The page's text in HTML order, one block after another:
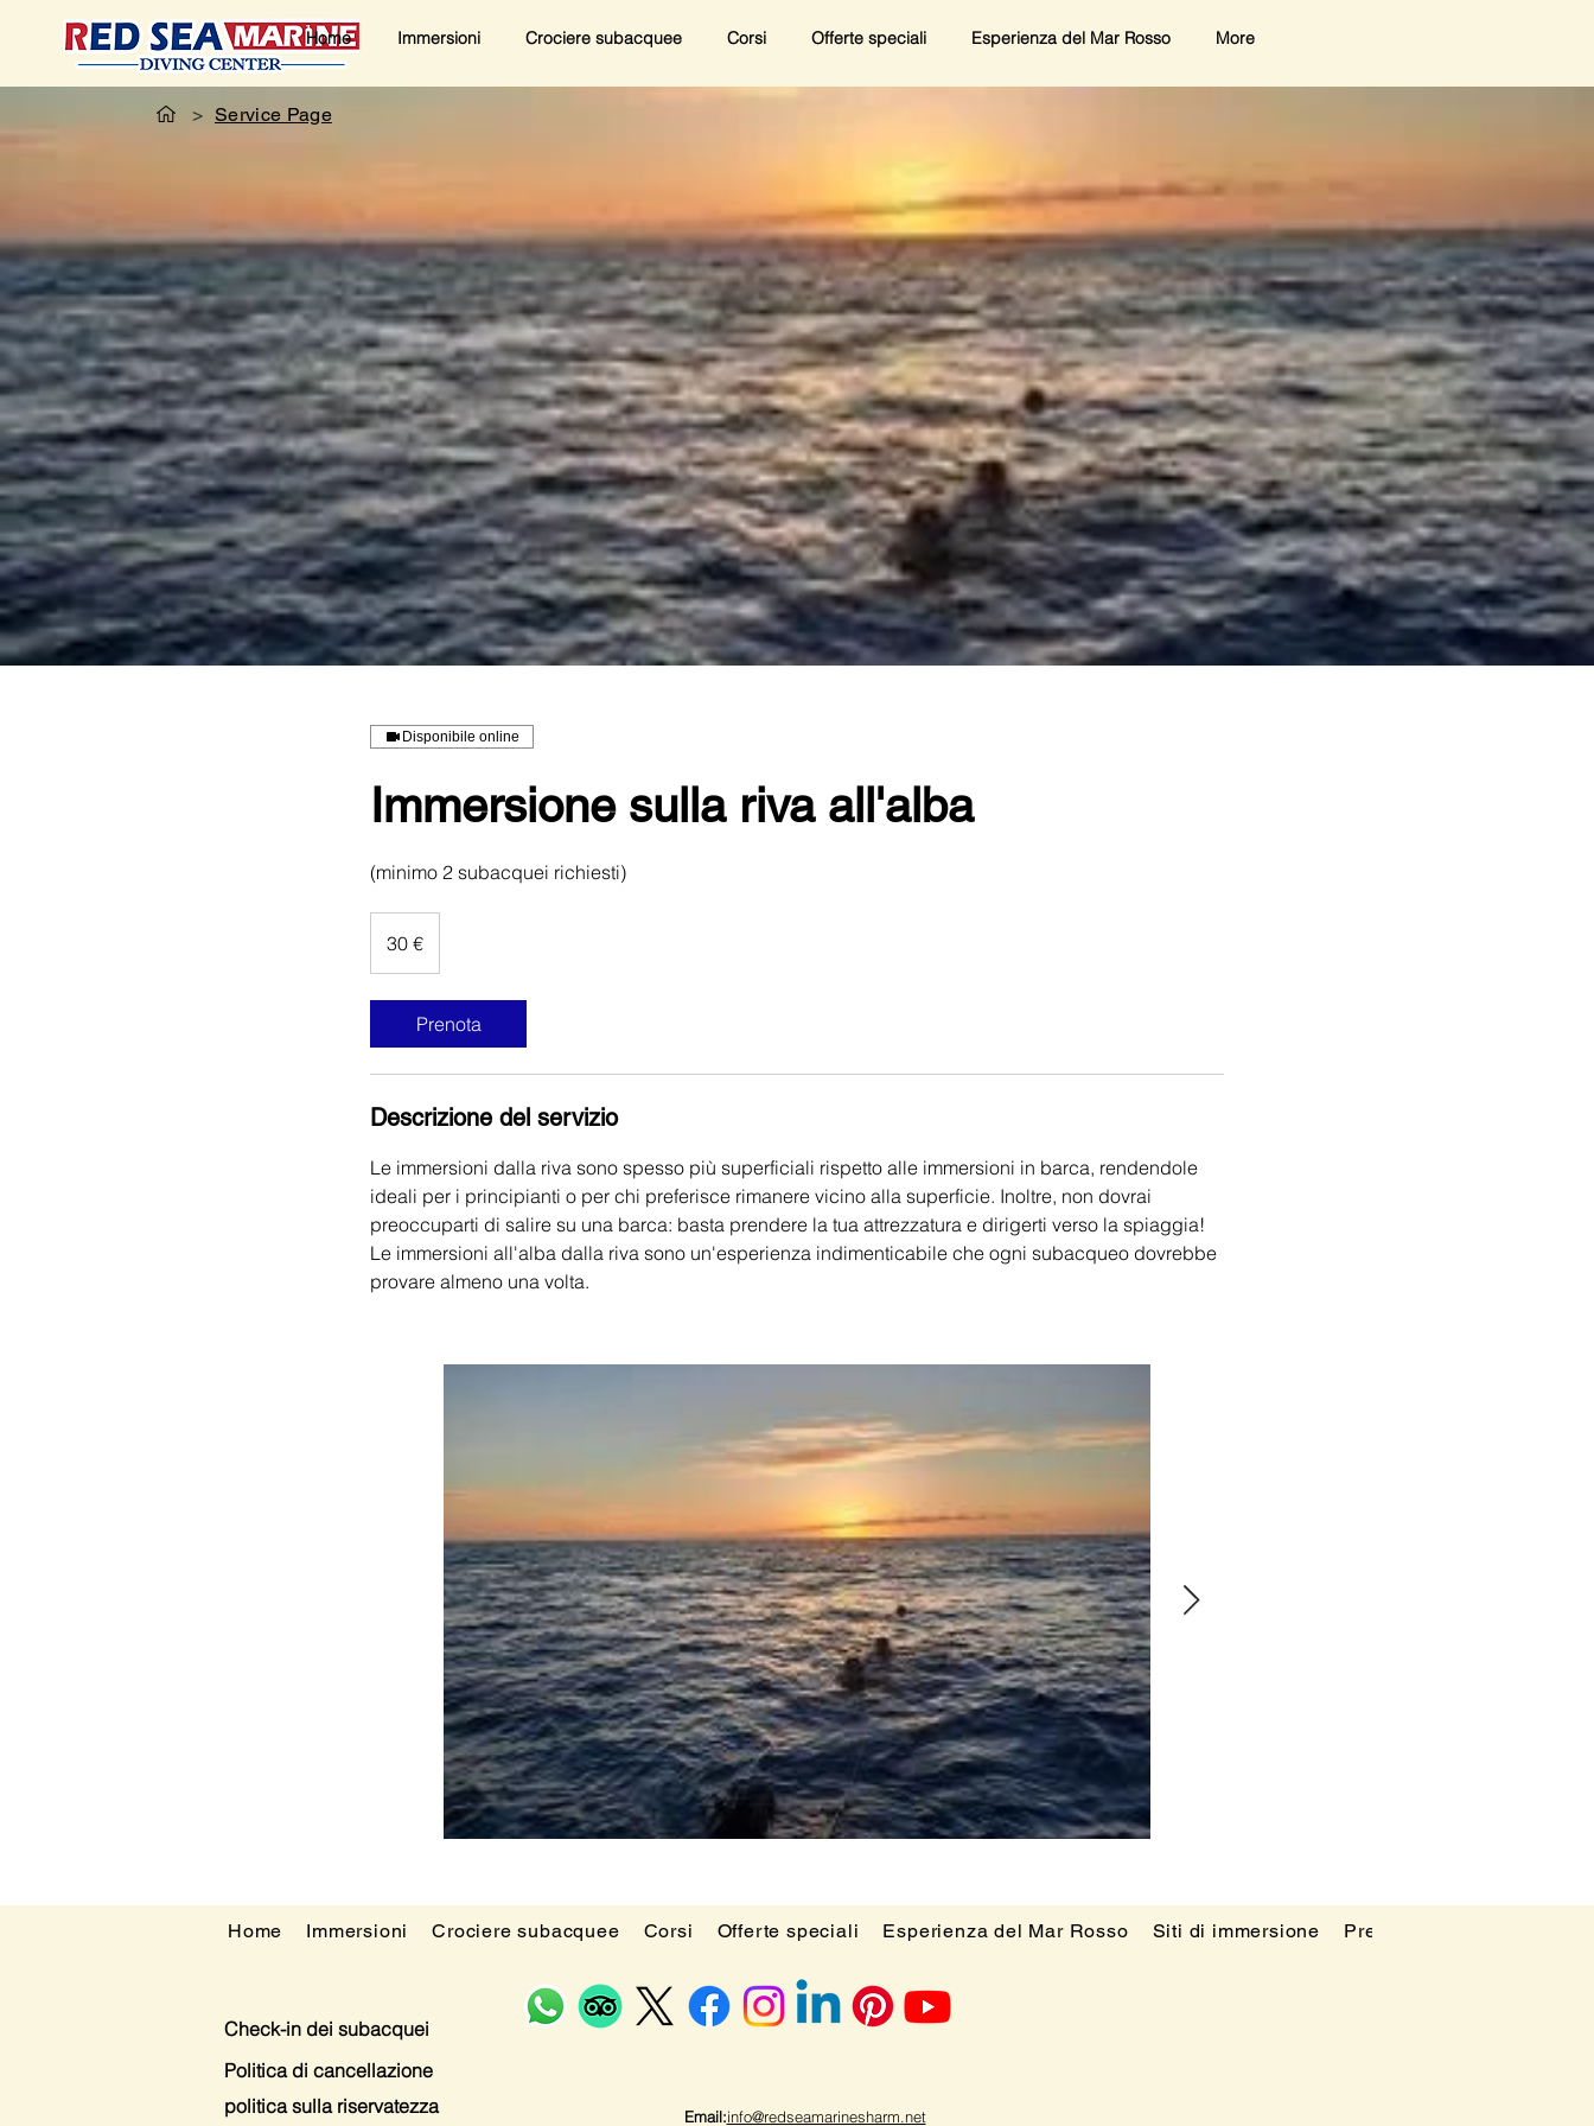
Home Immersioni Crociere subacquee Corsi Offerte speciali Esperienza del Mar Rosso More
Disponibile online
Immersione sulla riva all'alba
(minimo 2 subacquei richiesti)
30 €
Prenota
Descrizione del servizio
Le immersioni dalla riva sono spesso più superficiali rispetto alle immersioni in barca, rendendole
ideali per i principianti o per chi preferisce rimanere vicino alla superficie. Inoltre, non dovrai
preoccuparti di salire su una barca: basta prendere la tua attrezzatura e dirigerti verso la spiaggia!
Le immersioni all'alba dalla riva sono un'esperienza indimenticabile che ogni subacqueo dovrebbe
provare almeno una volta.
> Service Page
Home Immersioni Crociere subacquee Corsi Offerte speciali Esperienza del Mar Rosso Siti di immersione Prezzi
Check-in dei subacquei
Politica di cancellazione
politica sulla riservatezza
Email:info@redseamarinesharm.net